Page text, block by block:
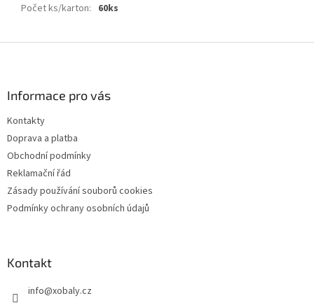
Počet ks/karton: 60ks
Informace pro vás
Kontakty
Doprava a platba
Obchodní podmínky
Reklamační řád
Zásady používání souborů cookies
Podmínky ochrany osobních údajů
Kontakt
info@xobaly.cz